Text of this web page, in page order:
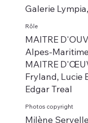
Galerie
Rôle
MAITRE
Alpes-
MAITRE
Fryland, Lucie
Edgar Treal
Photos copyright
Milène